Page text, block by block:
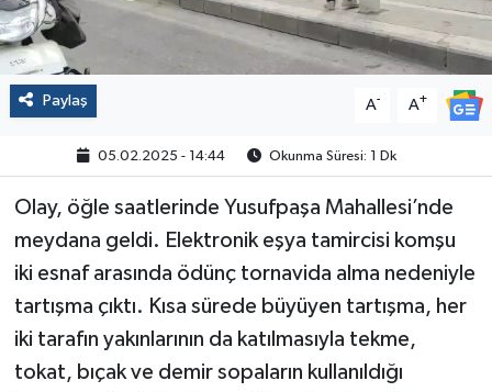
Paylaş A- A+
05.02.2025 - 14:44 Okunma Süresi: 1 Dk
Olay, öğle saatlerinde Yusufpaşa Mahallesi’nde
meydana geldi. Elektronik eşya tamircisi komşu
iki esnaf arasında ödünç tornavida alma nedeniyle
tartışma çıktı. Kısa sürede büyüyen tartışma, her
iki tarafın yakınlarının da katılmasıyla tekme,
tokat, bıçak ve demir sopaların kullanıldığı
Spor
Yaşam
Çalışma Hayatı
Kadın
2024 Seçim Sonuçları